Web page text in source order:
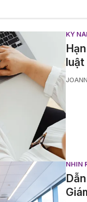
KỸ
luật
NHÌN